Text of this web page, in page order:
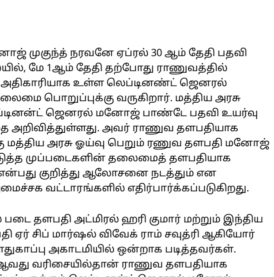
முகுந்த் நரவனே ஏப்ரல் 30 ஆம் தேதி பதவி
மே 1ஆம் தேதி தற்போது ராணுவத்தில்
உள்ள லெப்டினண்ட் ஜெனரல்
பொறுப்புக்கு வருகிறார். மத்திய அரசு
ஜெனரல் மனோஜ் பாண்டே பதவி உயர்வு
அறிவித்துள்ளது. அவர் ராணுவ தளபதியாக
மத்திய அரசு ஓய்வு பெறும் ரணுவ தளபதி மனோஜ்
முப்படைகளின் தலைமைத் தளபதியாக
என்பது குறித்து ஆலோசனை நடத்தும் என
வட்டாரங்களில் எதிர்பார்க்கப்படுகிறது.
தளபதி அட்மிரல் ஹரி குமார் மற்றும் இந்திய
ஏர் சிப் மார்ஷல் விவேக் ராம் சவுத்ரி ஆகியோர்
அகாடமியில் ஒன்றாக படித்தவர்கள்.
வரிசையில்தான் ராணுவ தளபதியாக